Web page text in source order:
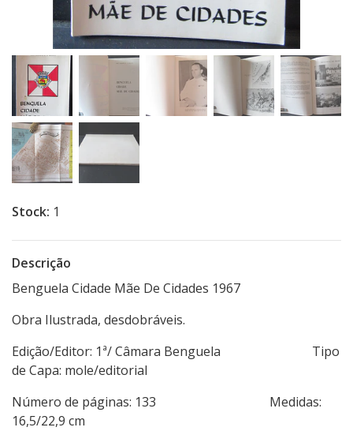
Stock: 1
Descrição
Benguela Cidade Mãe De Cidades 1967
Obra Ilustrada, desdobráveis.
Edição/Editor: 1ª/ Câmara Benguela Tipo
de Capa: mole/editorial
Número de páginas: 133 Medidas:
16,5/22,9 cm